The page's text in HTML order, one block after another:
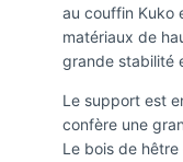
au couffin Kuko
matériaux de
grande stabilité
Le support est
confère une
Le bois de